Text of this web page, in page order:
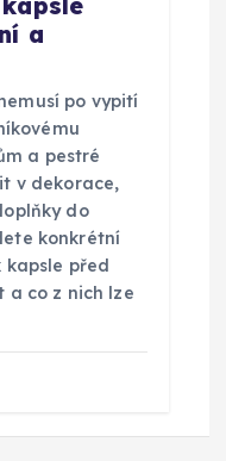
a
po vypití
a pestré
v dekorace,
do
konkrétní
kapsle před
a co z nich lze